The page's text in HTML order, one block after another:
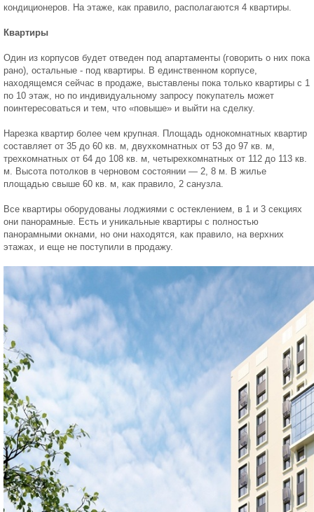
кондиционеров. На этаже, как правило, располагаются 4 квартиры.
Квартиры
Один из корпусов будет отведен под апартаменты (говорить о них пока
рано), остальные - под квартиры. В единственном корпусе,
находящемся сейчас в продаже, выставлены пока только квартиры с 1
по 10 этаж, но по индивидуальному запросу покупатель может
поинтересоваться и тем, что «повыше» и выйти на сделку.
Нарезка квартир более чем крупная. Площадь однокомнатных квартир
составляет от 35 до 60 кв. м, двухкомнатных от 53 до 97 кв. м,
трехкомнатных от 64 до 108 кв. м, четырехкомнатных от 112 до 113 кв.
м. Высота потолков в черновом состоянии — 2, 8 м. В жилье
площадью свыше 60 кв. м, как правило, 2 санузла.
Все квартиры оборудованы лоджиями с остеклением, в 1 и 3 секциях
они панорамные. Есть и уникальные квартиры с полностью
панорамными окнами, но они находятся, как правило, на верхних
этажах, и еще не поступили в продажу.